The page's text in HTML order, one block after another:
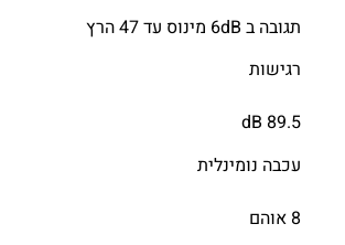
תגובה ב 6dB מינוס עד 47 הרץ
רגישות
89.5 dB
עכבה נומינלית
8 אוהם